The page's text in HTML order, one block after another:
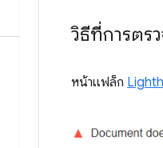
วิธีที่การตร
หน้าแฟล็ก